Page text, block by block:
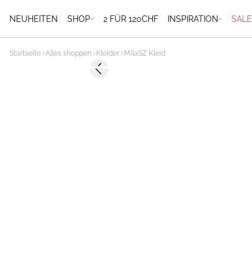
NEUHEITEN SHOP 2 FÜR 120CHF INSPIRATION SALE
Startseite Alles shoppen Kleider MilaSZ Kleid
-40%Previous slide